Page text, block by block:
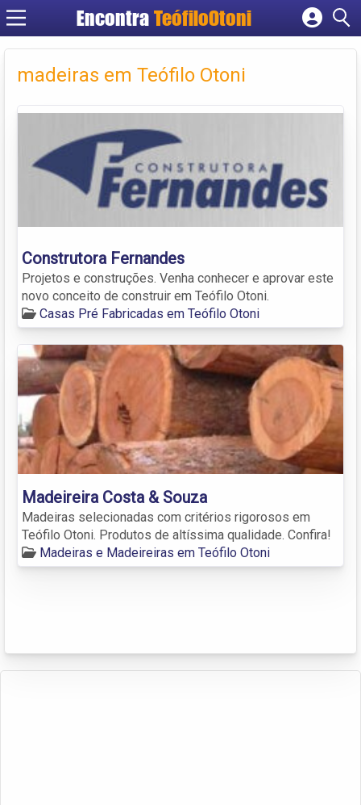
Encontra TeófiloOtoni
Cadastrar empresa
Criar conta
madeiras em Teófilo Otoni
Construtora Fernandes
Projetos e construções. Venha conhecer e aprovar este
novo conceito de construir em Teófilo Otoni.
Casas Pré Fabricadas em Teófilo Otoni
Madeireira Costa & Souza
Madeiras selecionadas com critérios rigorosos em
Teófilo Otoni. Produtos de altíssima qualidade. Confira!
Madeiras e Madeireiras em Teófilo Otoni